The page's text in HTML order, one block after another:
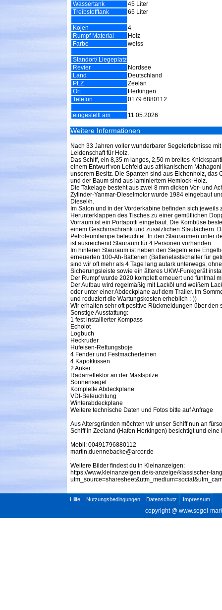
Wassertank
45 Liter
Treibstofftank
65 Liter
Kojen
4
Rumpf Material
Holz
Farbe
weiss
Standort/ Liegeplatz
Revier
Nordsee
Land
Deutschland
PLZ
Zeelan
Ort
Herkingen
Telefon
0179 6880112
eingestellt am 11.05.2026
Weitere Informationen
Nach 33 Jahren voller wunderbarer Segelerlebnisse
Leidenschaft für Holz.
Das Schiff, ein 8,35 m langes, 2,50 m breites
einem Entwurf von Lehfeld aus afrikanischem
unserem Besitz. Die Spanten sind aus Eichenholz, das
und der Baum sind aus laminiertem Hemlock-Holz.
Die Takelage besteht aus zwei 8 mm dicken Vor- und
Zylinder-Yanmar-Dieselmotor wurde 1984 eingebaut
Diesel/h.
Im Salon und in der Vorderkabine befinden sich
Herunterklappen des Tisches zu einer gemütlichen
Vorraum ist ein Portapotti eingebaut. Die Kombüse
einem Geschirrschrank und zusätzlichen Staufächern.
Petroleumlampe beleuchtet. In den Stauräumen unter
ist ausreichend Stauraum für 4 Personen vorhanden.
Im hinteren Stauraum ist neben den Segeln eine
erneuerten 100-Ah-Batterien (Batterielastschalter für
sind wir oft mehr als 4 Tage lang autark unterwegs,
Sicherungsleiste sowie ein älteres UKW-Funkgerät
Der Rumpf wurde 2020 komplett erneuert und fünfmal
Der Aufbau wird regelmäßig mit Lacköl und weißem
oder unter einer Abdeckplane auf dem Trailer. Im
und reduziert die Wartungskosten erheblich :-))
Wir erhalten sehr oft positive Rückmeldungen über den
Sonstige Ausstattung:
1 fest installierter Kompass
Echolot
Logbuch
Heckruder
Hufeisen-Rettungsboje
4 Fender und Festmacherleinen
4 Kapokkissen
2 Anker
Radarreflektor an der Mastspitze
Sonnensegel
Komplette Abdeckplane
VDI-Beleuchtung
Winterabdeckplane
Weitere technische Daten und Fotos bitte auf Anfrage
Aus Altersgründen möchten wir unser Schiff nun an
Schiff in Zeeland (Hafen Herkingen) besichtigt und
Mobil: 00491796880112
martin.duennebacke@arcor.de
Weitere Bilder findest du in Kleinanzeigen:
https://www.kleinanzeigen.de/s-anzeige/klassischer-
Hilfe Nutzungsbedingungen Datenschutz Impressum
copyright @ www.segel-